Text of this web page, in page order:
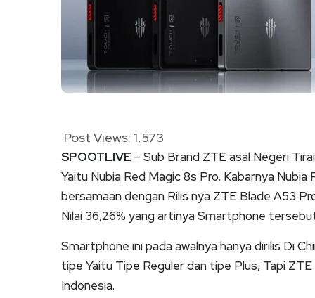
Post Views: 1,573
SPOOTLIVE – Sub Brand ZTE asal Negeri
Yaitu Nubia Red Magic 8s Pro. Kabarnya
bersamaan dengan Rilis nya ZTE Blade A53
Nilai 36,26% yang artinya Smartphone
Smartphone ini pada awalnya hanya dirilis Di
tipe Yaitu Tipe Reguler dan tipe Plus, Tapi
Indonesia.